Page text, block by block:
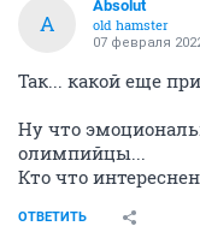
A
Absolut
old hamster
07 февраля
Так... какой еще
Ну что
олимпийцы...
Кто что
ОТВЕТИТЬ